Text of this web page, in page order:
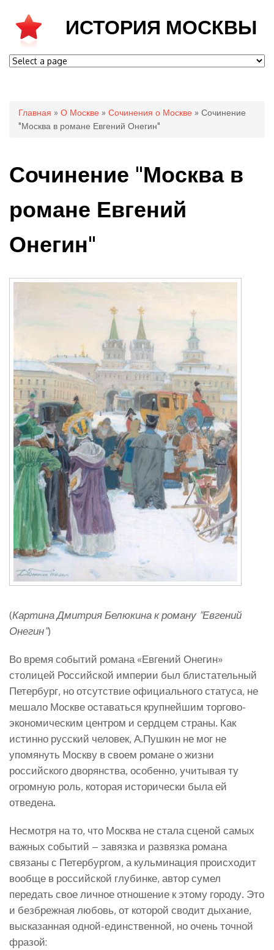
ИСТОРИЯ МОСКВЫ
Вы здесь
Главная » О Москве » Сочинения о Москве » Сочинение
"Москва в романе Евгений Онегин"
Сочинение "Москва в
романе Евгений
Онегин"
(Картина Дмитрия Белюкина к роману "Евгений
Онегин")
Во время событий романа «Евгений Онегин»
столицей Российской империи был блистательный
Петербург, но отсутствие официального статуса, не
мешало Москве оставаться крупнейшим торгово-
экономическим центром и сердцем страны. Как
истинно русский человек, А.Пушкин не мог не
упомянуть Москву в своем романе о жизни
российского дворянства, особенно, учитывая ту
огромную роль, которая исторически была ей
отведена.
Несмотря на то, что Москва не стала сценой самых
важных событий – завязка и развязка романа
связаны с Петербургом, а кульминация происходит
вообще в российской глубинке, автор сумел
передать свое личное отношение к этому городу. Это
и безбрежная любовь, от которой сводит дыхание,
высказанная одной-единственной, но очень точной
фразой: